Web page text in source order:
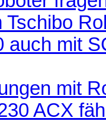
Tschibo
auch mit
mit
ACX